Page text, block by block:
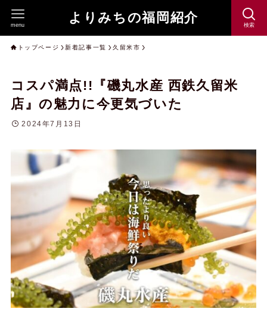
よりみちの福岡紹介 検索
menu
トップページ 新着記事一覧 久留米市
コスパ満点!!『磯丸水産 西鉄久留米
店』の魅力に今更気づいた
2024年7月13日